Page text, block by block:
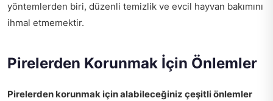
yöntemlerden biri, düzenli temizlik ve evcil hayvan bakımını
ihmal etmemektir.
Pirelerden Korunmak İçin Önlemler
Pirelerden korunmak için alabileceğiniz çeşitli önlemler